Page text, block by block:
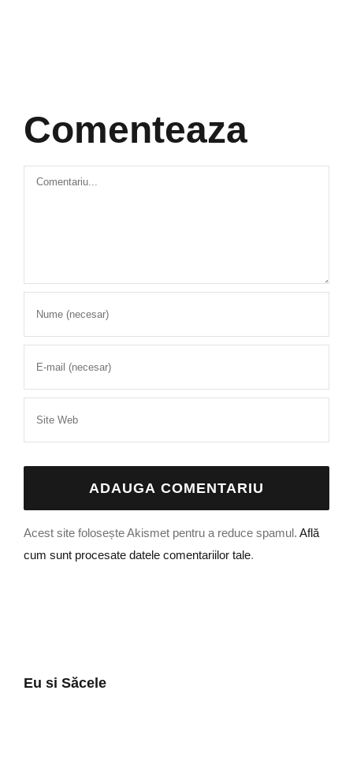
Comenteaza
Comment
Acest site folosește Akismet pentru a reduce spamul. Află
cum sunt procesate datele comentariilor tale.
Eu si Săcele